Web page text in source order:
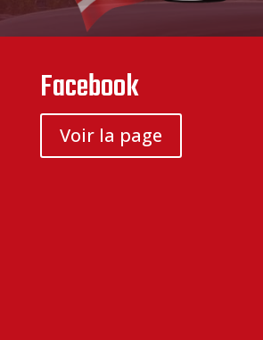
Facebook
Voir la page